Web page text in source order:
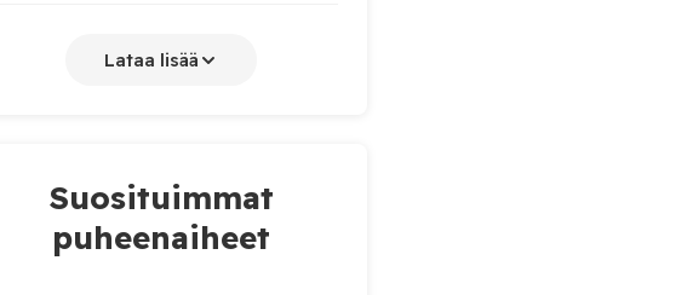
Lataa lisää
Suosituimmat
puheenaiheet